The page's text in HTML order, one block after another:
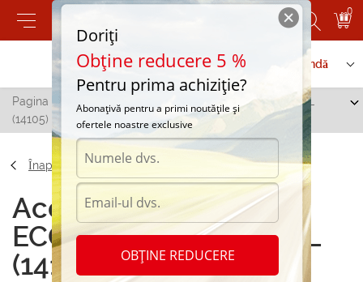
0
Contactați-ne Serviciu de comandă
Pagina principală
CHAMPION ECO FLOW 0W30 FE 5L
(14105)
Înapoi
Accesorii CHAMPION
ECO FLOW 0W30 FE 5L
(14105)
Doriți
Obține reducere 5 %
Pentru prima achiziție?
Abonațivă pentru a primi noutățile și
ofertele noastre exclusive
OBȚINE REDUCERE